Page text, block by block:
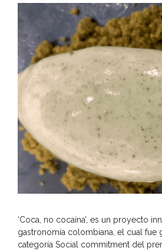
‘Coca, no cocaína’, es un proyecto
gastronomía colombiana, el cual fue
categoría Social commitment del